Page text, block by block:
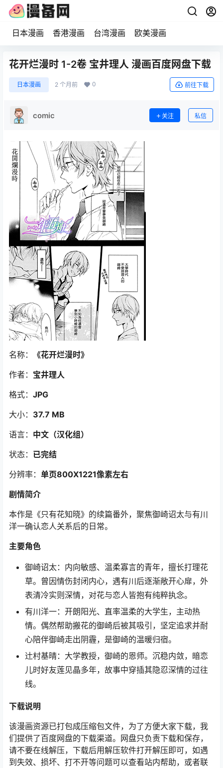
日本漫画 香港漫画 台湾漫画 欧美漫画
花开烂漫时 1-2卷 宝井理人 漫画百度网盘下载
日本漫画 2 个月前 0 前往下载
comic 关注 私信
名称：
《花开烂漫时》
作者： 宝井理人
格式： JPG
大小： 37.7 MB
语言： 中文（汉化组）
状态： 已完结
分辨率： 单页800X1221像素左右
剧情简介
本作是《只有花知晓》的续篇番外，聚焦御崎诏太与有川
洋一确认恋人关系后的日常。
主要角色
御崎诏太：内向敏感、温柔寡言的青年，擅长打理花
草。曾因情伤封闭内心，遇有川后逐渐敞开心扉，外
表清冷实则深情，对花与恋人皆抱有纯粹执念。
有川洋一：开朗阳光、直率温柔的大学生，主动热
情。偶然帮助搬花的御崎后被其吸引，坚定追求并耐
心陪伴御崎走出阴霾，是御崎的温暖归宿。
辻村基晴：大学教授，御崎的恩师。沉稳内敛，暗恋
儿时好友莲见晶多年，故事中穿插其隐忍深情的过往
线。
下载说明
该漫画资源已打包成压缩包文件，为了方便大家下载，我
们提供了百度网盘的下载渠道。网盘只负责下载和保存，
请不要在线解压，下载后用解压软件打开解压即可，如遇
到失效、损坏、打不开等问题可以查看站内帮助，或者联